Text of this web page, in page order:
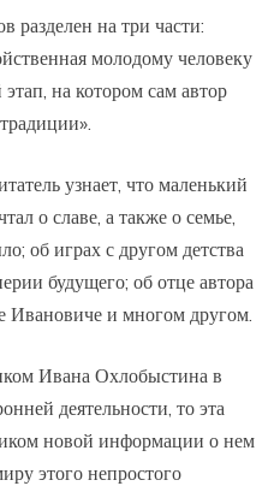
разделен на три части:
молодому человеку
на котором сам автор
узнает, что маленький
о славе, а также о семье,
об играх с другом детства
будущего; об отце автора
Ивановиче и многом другом.
Ивана Охлобыстина в
деятельности, то эта
новой информации о нем
этого непростого